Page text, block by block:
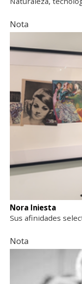
Nota
Nora Iniesta
Sus afinidades
Nota